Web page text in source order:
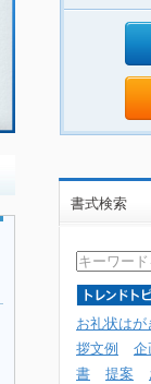
書式検索
お礼状はが
拶文例
企
書
提案